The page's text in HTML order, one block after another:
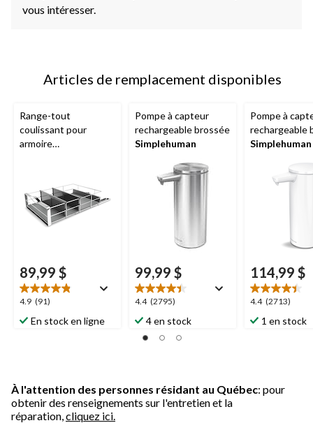
vous intéresser.
Articles de remplacement disponibles
Range-tout
coulissant pour
armoire
89,99 $
4.9 (91)
4.9
étoile(s)
sur
En stock en ligne
Pompe à capteur
rechargeable brossée
Simplehuman
99,99 $
4.4 (2795)
4.4
étoile(s)
sur
5.
4 en stock
Pompe à
rechargeable
Simplehuman
114,99 $
4.4 (2713)
4.4
étoile(s)
sur
1 en stock
À l'attention des personnes résidant au Québec: pour
obtenir des renseignements sur l'entretien et la
réparation, cliquez ici.